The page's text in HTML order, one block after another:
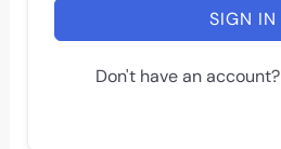
SIGN IN
Don't have an account?